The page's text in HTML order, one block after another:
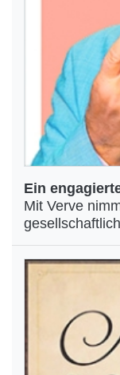
Ein
Mit Verve